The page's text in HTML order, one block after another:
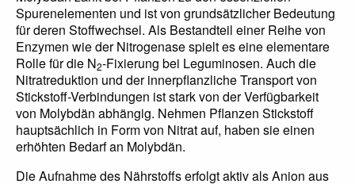
Spurenelementen und ist von grundsätzlicher Bedeutung
für deren Stoffwechsel. Als Bestandteil einer Reihe von
Enzymen wie der Nitrogenase spielt es eine elementare
Rolle für die N2-Fixierung bei Leguminosen. Auch die
Nitratreduktion und der innerpflanzliche Transport von
Stickstoff-Verbindungen ist stark von der Verfügbarkeit
von Molybdän abhängig. Nehmen Pflanzen Stickstoff
hauptsächlich in Form von Nitrat auf, haben sie einen
erhöhten Bedarf an Molybdän.
Die Aufnahme des Nährstoffs erfolgt aktiv als Anion aus